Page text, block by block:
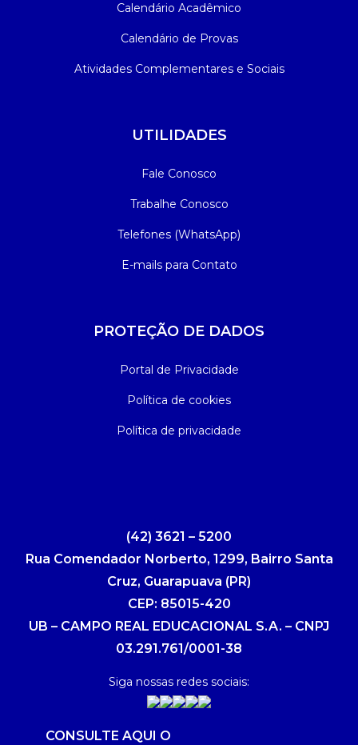
Calendário Acadêmico
Calendário de Provas
Atividades Complementares e Sociais
UTILIDADES
Fale Conosco
Trabalhe Conosco
Telefones (WhatsApp)
E-mails para Contato
PROTEÇÃO DE DADOS
Portal de Privacidade
Política de cookies
Política de privacidade
(42) 3621 – 5200
Rua Comendador Norberto, 1299, Bairro Santa
Cruz, Guarapuava (PR)
CEP: 85015-420
UB – CAMPO REAL EDUCACIONAL S.A. – CNPJ
03.291.761/0001-38
Siga nossas redes sociais:
CONSULTE AQUI O